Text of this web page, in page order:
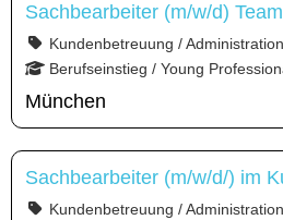
Sachbearbeiter (m/w/d)
Kundenbetreuung / Administration
Berufseinstieg / Young
München
Sachbearbeiter (m/w/d/) im
Kundenbetreuung /